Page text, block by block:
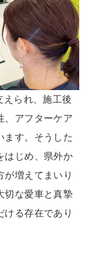
えられ、施工後
、アフターケア
ます。そうした
はじめ、県外か
が増えてまいり
切な愛車と真摯
ける存在であり